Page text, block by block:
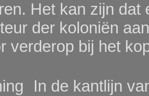
Het kan zijn
der koloniën
verderop bij het
In de kantlijn